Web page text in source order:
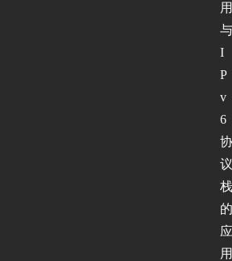
用
与
I
P
v
6
协
议
栈
的
应
用